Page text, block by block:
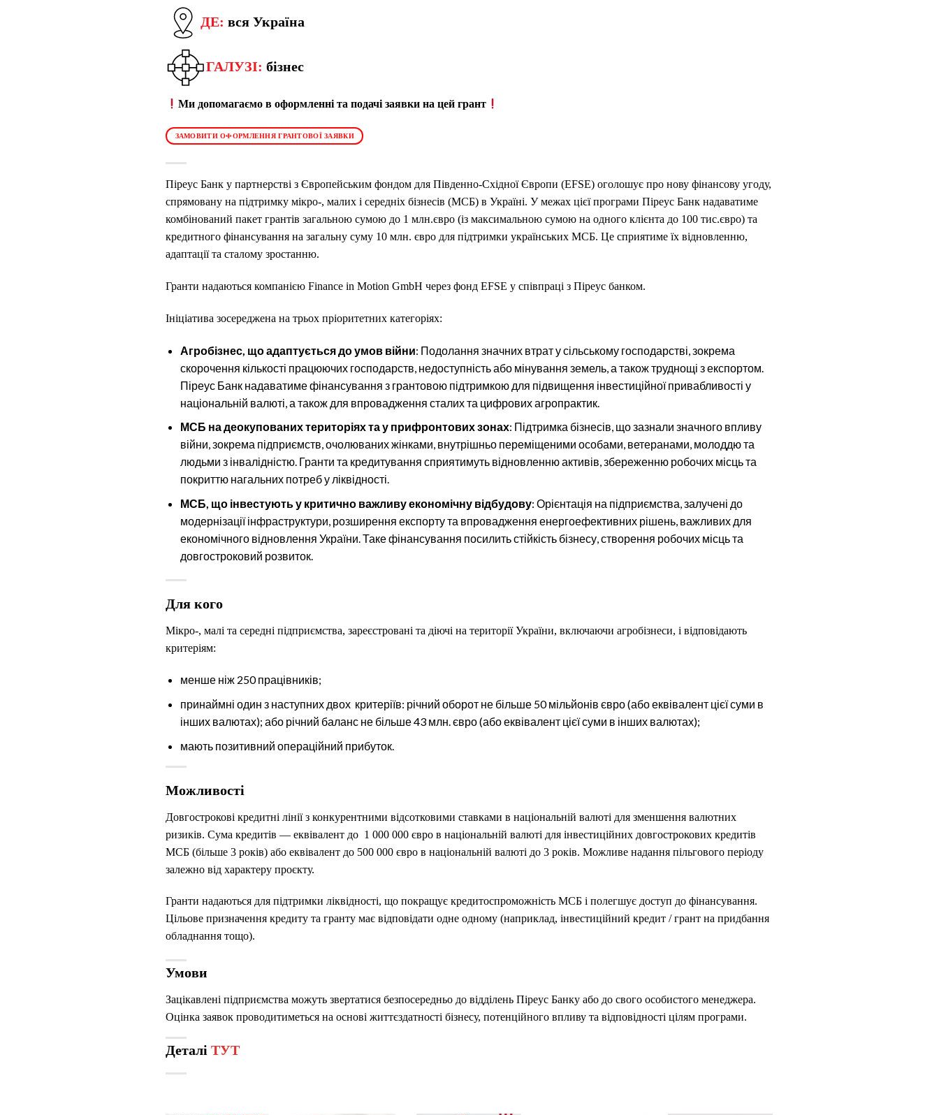
ДЕ: вся Україна
ГАЛУЗІ: бізнес
Ми допомагаємо в оформленні та подачі заявки на цей грант
ЗАМОВИТИ ОФОРМЛЕННЯ ГРАНТОВОЇ ЗАЯВКИ
Піреус Банк у партнерстві з Європейським фондом для Південно-Східної Європи (EFSE) оголошує про нову фінансову угоду,
спрямовану на підтримку мікро-, малих і середніх бізнесів (МСБ) в Україні. У межах цієї програми Піреус Банк надаватиме
комбінований пакет грантів загальною сумою до 1 млн.євро (із максимальною сумою на одного клієнта до 100 тис.євро) та
кредитного фінансування на загальну суму 10 млн. євро для підтримки українських МСБ. Це сприятиме їх відновленню,
адаптації та сталому зростанню.
Гранти надаються компанією Finance in Motion GmbH через фонд EFSE у співпраці з Піреус банком.
Ініціатива зосереджена на трьох пріоритетних категоріях:
Агробізнес, що адаптується до умов війни: Подолання значних втрат у сільському господарстві, зокрема
скорочення кількості працюючих господарств, недоступність або мінування земель, а також труднощі з експортом.
Піреус Банк надаватиме фінансування з грантовою підтримкою для підвищення інвестиційної привабливості у
національній валюті, а також для впровадження сталих та цифрових агропрактик.
МСБ на деокупованих територіях та у прифронтових зонах: Підтримка бізнесів, що зазнали значного впливу
війни, зокрема підприємств, очолюваних жінками, внутрішньо переміщеними особами, ветеранами, молоддю та
людьми з інвалідністю. Гранти та кредитування сприятимуть відновленню активів, збереженню робочих місць та
покриттю нагальних потреб у ліквідності.
МСБ, що інвестують у критично важливу економічну відбудову: Орієнтація на підприємства, залучені до
модернізації інфраструктури, розширення експорту та впровадження енергоефективних рішень, важливих для
економічного відновлення України. Таке фінансування посилить стійкість бізнесу, створення робочих місць та
довгостроковий розвиток.
Для кого
Мікро-, малі та середні підприємства, зареєстровані та діючі на території України, включаючи агробізнеси, і відповідають
критеріям:
менше ніж 250 працівників;
принаймні один з наступних двох критеріїв: річний оборот не більше 50 мільйонів євро (або еквівалент цієї суми в
інших валютах); або річний баланс не більше 43 млн. євро (або еквівалент цієї суми в інших валютах);
мають позитивний операційний прибуток.
Можливості
Довгострокові кредитні лінії з конкурентними відсотковими ставками в національній валюті для зменшення валютних
ризиків. Сума кредитів — еквівалент до 1 000 000 євро в національній валюті для інвестиційних довгострокових кредитів
МСБ (більше 3 років) або еквівалент до 500 000 євро в національній валюті до 3 років. Можливе надання пільгового періоду
залежно від характеру проєкту.
Гранти надаються для підтримки ліквідності, що покращує кредитоспроможність МСБ і полегшує доступ до фінансування.
Цільове призначення кредиту та гранту має відповідати одне одному (наприклад, інвестиційний кредит / грант на придбання
обладнання тощо).
Умови
Зацікавлені підприємства можуть звертатися безпосередньо до відділень Піреус Банку або до свого особистого менеджера.
Оцінка заявок проводитиметься на основі життєздатності бізнесу, потенційного впливу та відповідності цілям програми.
Деталі ТУТ